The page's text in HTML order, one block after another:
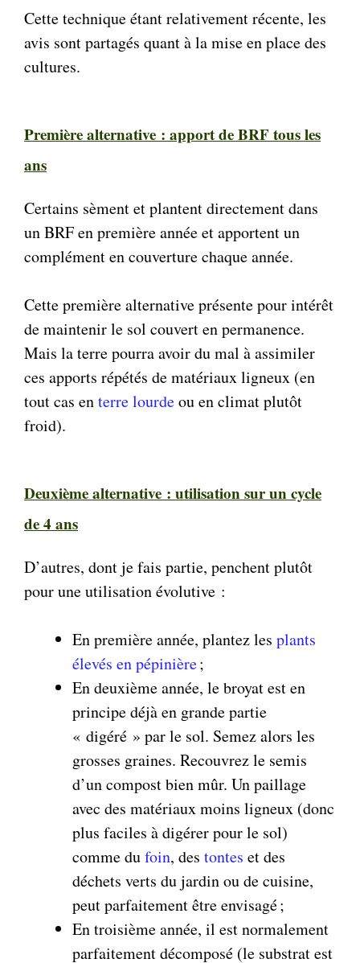
Cette technique étant relativement récente, les
avis sont partagés quant à la mise en place des
cultures.
Première alternative : apport de BRF tous les
ans
Certains sèment et plantent directement dans
un BRF en première année et apportent un
complément en couverture chaque année.
Cette première alternative présente pour intérêt
de maintenir le sol couvert en permanence.
Mais la terre pourra avoir du mal à assimiler
ces apports répétés de matériaux ligneux (en
tout cas enterre lourdeou en climat plutôt
froid).
Deuxième alternative : utilisation sur un cycle
de 4 ans
D’autres, dont je fais partie, penchent plutôt
pour une utilisation évolutive :
En première année, plantez les plants
élevés en pépinière;
En deuxième année, le broyat est en
principe déjà en grande partie
« digéré » par le sol. Semez alors les
grosses graines. Recouvrez le semis
d’un compost bien mûr. Un paillage
avec des matériaux moins ligneux (donc
plus faciles à digérer pour le sol)
comme dufoin, des tontes et des
déchets verts du jardin ou de cuisine,
peut parfaitement être envisagé ;
En troisième année, il est normalement
parfaitement décomposé (le substrat est